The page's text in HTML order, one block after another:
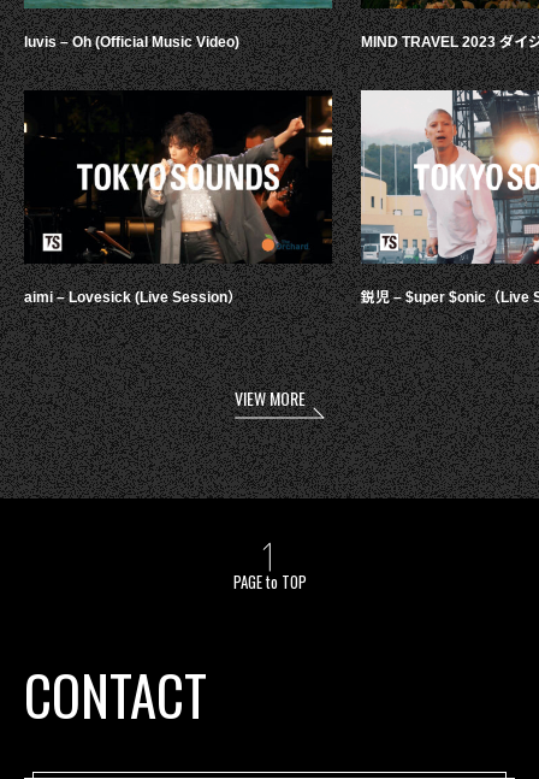
luvis – Oh (Official Music Video)
aimi – Lovesick (Live Session）
MIND TRAVEL 2023 ダイ
鋭児 – $uper $onic（Live
VIEW MORE
PAGE to TOP
CONTACT